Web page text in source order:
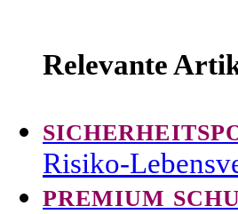
Relevante
Risiko-
PREMIUM